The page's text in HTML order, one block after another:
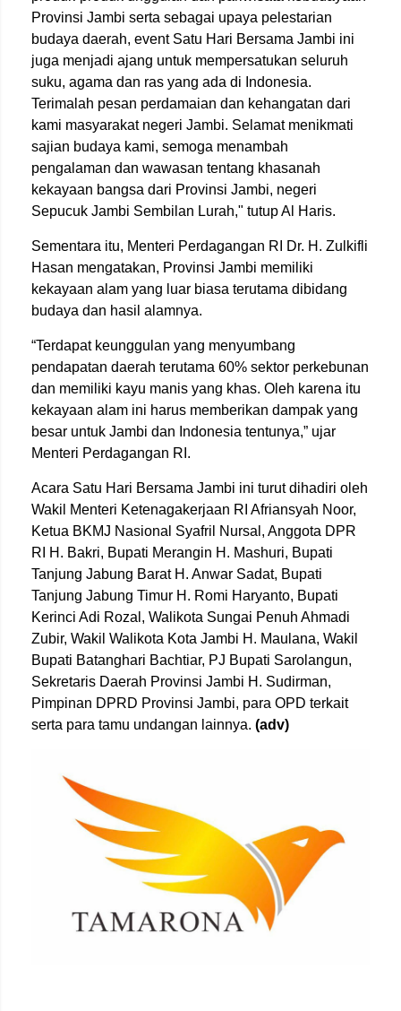
Provinsi Jambi serta sebagai upaya pelestarian
budaya daerah, event Satu Hari Bersama Jambi ini
juga menjadi ajang untuk mempersatukan seluruh
suku, agama dan ras yang ada di Indonesia.
Terimalah pesan perdamaian dan kehangatan dari
kami masyarakat negeri Jambi. Selamat menikmati
sajian budaya kami, semoga menambah
pengalaman dan wawasan tentang khasanah
kekayaan bangsa dari Provinsi Jambi, negeri
Sepucuk Jambi Sembilan Lurah," tutup Al Haris.
Sementara itu, Menteri Perdagangan RI Dr. H. Zulkifli
Hasan mengatakan, Provinsi Jambi memiliki
kekayaan alam yang luar biasa terutama dibidang
budaya dan hasil alamnya.
“Terdapat keunggulan yang menyumbang
pendapatan daerah terutama 60% sektor perkebunan
dan memiliki kayu manis yang khas. Oleh karena itu
kekayaan alam ini harus memberikan dampak yang
besar untuk Jambi dan Indonesia tentunya,” ujar
Menteri Perdagangan RI.
Acara Satu Hari Bersama Jambi ini turut dihadiri oleh
Wakil Menteri Ketenagakerjaan RI Afriansyah Noor,
Ketua BKMJ Nasional Syafril Nursal, Anggota DPR
RI H. Bakri, Bupati Merangin H. Mashuri, Bupati
Tanjung Jabung Barat H. Anwar Sadat, Bupati
Tanjung Jabung Timur H. Romi Haryanto, Bupati
Kerinci Adi Rozal, Walikota Sungai Penuh Ahmadi
Zubir, Wakil Walikota Kota Jambi H. Maulana, Wakil
Bupati Batanghari Bachtiar, PJ Bupati Sarolangun,
Sekretaris Daerah Provinsi Jambi H. Sudirman,
Pimpinan DPRD Provinsi Jambi, para OPD terkait
serta para tamu undangan lainnya. (adv)